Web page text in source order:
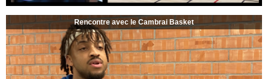
Rencontre avec le Cambrai Basket